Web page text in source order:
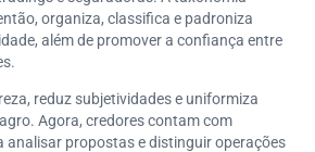
organiza, classifica e padroniza
além de promover a confiança entre
reduz subjetividades e uniformiza
Agora, credores contam com
analisar propostas e distinguir operações